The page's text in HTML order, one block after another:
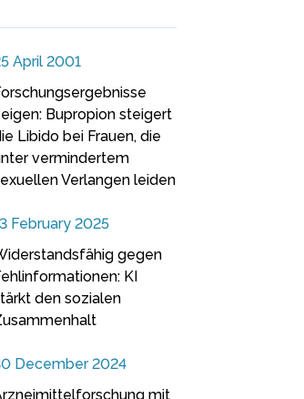
April 2001
Bupropion steigert
Libido bei Frauen, die
vermindertem
Verlangen leiden
February 2025
gegen
KI
den sozialen
December 2024
mit